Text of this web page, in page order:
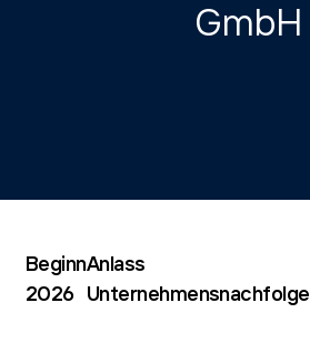
GmbH
Beginn
2026
Anlass
Unternehmensnachfolge